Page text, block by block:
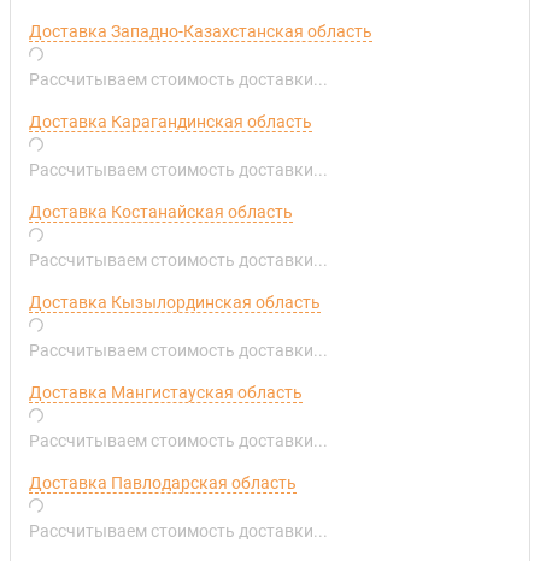
Доставка Западно-Казахстанская область
Рассчитываем стоимость доставки...
Доставка Карагандинская область
Рассчитываем стоимость доставки...
Доставка Костанайская область
Рассчитываем стоимость доставки...
Доставка Кызылординская область
Рассчитываем стоимость доставки...
Доставка Мангистауская область
Рассчитываем стоимость доставки...
Доставка Павлодарская область
Рассчитываем стоимость доставки...